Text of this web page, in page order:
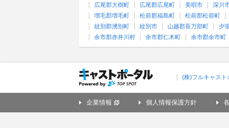
広尾郡大樹町
広尾郡広尾町 美唄市 深川
増毛郡増毛町
松前郡福島町 松前郡松前町
紋別郡湧別町
紋別市 山越郡長万部町 夕
余市郡赤井川村
余市郡仁木町 余市郡余市町
(株)フルキャスト
企業情報 個人情報保護方針